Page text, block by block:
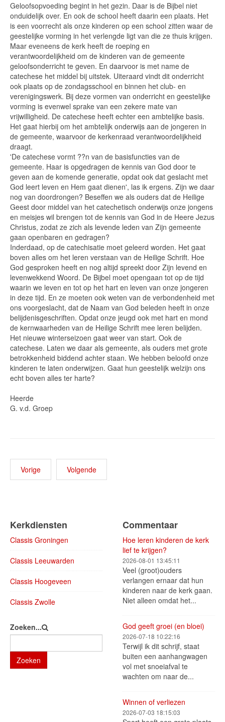
Geloofsopvoeding begint in het gezin. Daar is de Bijbel niet
onduidelijk over. En ook de school heeft daarin een plaats. Het
is een voorrecht als onze kinderen op een school zitten waar de
geestelijke vorming in het verlengde ligt van die ze thuis krijgen.
Maar eveneens de kerk heeft de roeping en
verantwoordelijkheid om de kinderen van de gemeente
geloofsonderricht te geven. En daarvoor is met name de
catechese het middel bij uitstek. Uiteraard vindt dit onderricht
ook plaats op de zondagsschool en binnen het club- en
verenigingswerk. Bij deze vormen van onderricht en geestelijke
vorming is evenwel sprake van een zekere mate van
vrijwilligheid. De catechese heeft echter een ambtelijke basis.
Het gaat hierbij om het ambtelijk onderwijs aan de jongeren in
de gemeente, waarvoor de kerkenraad verantwoordelijkheid
draagt.
'De catechese vormt ??n van de basisfuncties van de
gemeente. Haar is opgedragen de kennis van God door te
geven aan de komende generatie, opdat ook dat geslacht met
God leert leven en Hem gaat dienen', las ik ergens. Zijn we daar
nog van doordrongen? Beseffen we als ouders dat de Heilige
Geest door middel van het catechetisch onderwijs onze jongens
en meisjes wil brengen tot de kennis van God in de Heere Jezus
Christus, zodat ze zich als levende leden van Zijn gemeente
gaan openbaren en gedragen?
Inderdaad, op de catechisatie moet geleerd worden. Het gaat
boven alles om het leren verstaan van de Heilige Schrift. Hoe
God gesproken heeft en nog altijd spreekt door Zijn levend en
levenwekkend Woord. De Bijbel moet opengaan tot op de tijd
waarin we leven en tot op het hart en leven van onze jongeren
in deze tijd. En ze moeten ook weten van de verbondenheid met
ons voorgeslacht, dat de Naam van God beleden heeft in onze
belijdenisgeschriften. Opdat onze jeugd ook met hart en mond
de kernwaarheden van de Heilige Schrift mee leren belijden.
Het nieuwe winterseizoen gaat weer van start. Ook de
catechese. Laten we daar als gemeente, als ouders met grote
betrokkenheid biddend achter staan. We hebben beloofd onze
kinderen te laten onderwijzen. Gaat hun geestelijk welzijn ons
echt boven alles ter harte?
Heerde
G. v.d. Groep
Vorige Volgende
Kerkdiensten
Classis Groningen
Classis Leeuwarden
Classis Hoogeveen
Classis Zwolle
Zoeken...
Zoeken
Commentaar
Hoe leren kinderen de kerk
lief te krijgen?
2026-08-01 13:45:11
Veel (groot)ouders
verlangen ernaar dat hun
kinderen naar de kerk gaan.
Niet alleen omdat het...
God geeft groei (en bloei)
2026-07-18 10:22:16
Terwijl ik dit schrijf, staat
buiten een aanhangwagen
vol met snoeiafval te
wachten om naar de...
Winnen of verliezen
2026-07-03 18:15:03